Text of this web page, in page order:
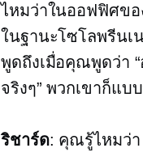
ไหมว่าในออฟฟิศข
ในฐานะโซโลพรีนเ
พูดถึงเมื่อคุณพูดว่า
จริงๆ” พวกเขาก็แบ
ริชาร์ด: คุณรู้ไหมว่า